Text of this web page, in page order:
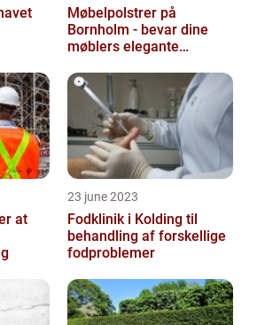
Møbelpolstrer på
Bornholm - bevar dine
møblers elegante
at
23 june 2023
Fodklinik i Kolding til
behandling af forskellige
fodproblemer